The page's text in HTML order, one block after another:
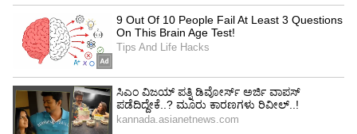
ಜ್ಯೋತಿ ರೈ ಫೋಟೊಗಳನ್ನು ನೋಡಿ ಅಭಿಮಾನಿ ಹಾಟ್, ಸೆಕ್ಸಿ,
ನಿಮ್ಮಷ್ಟು ಬೋಲ್ಡ್ ನಟಿ ಬೇರೆ ಯಾರು ಇಲ್ಲ ಅಂದಿದ್ದಾರೆ
ಅಷ್ಟೇ ಅಲ್ಲ, ಇವರು ದಿನದಿಂದ ದಿನಕ್ಕೆ ಸುಂದರವಾಗ್ತಾ ಇದ್ದಾರೆ
ಜೊತೆಗೆ ದಿನದಿಂದ ದಿನಕ್ಕೆ ಬೋಲ್ಡ್ ಆಗ್ತಿದ್ದಾರೆ ಅಂತಾನೂ